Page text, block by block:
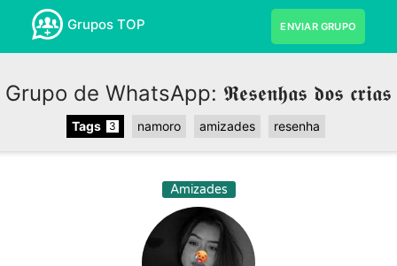
Grupos TOP ENVIAR GRUPO
Grupo de WhatsApp: 𝕽𝖊𝖘𝖊𝖓𝖍𝖆𝖘 𝖉𝖔𝖘 𝖈𝖗𝖎𝖆𝖘
Tags 3 namoro amizades resenha
Amizades